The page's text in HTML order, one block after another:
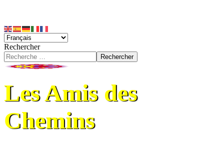
Rechercher
Rechercher
Les Amis des
Chemins